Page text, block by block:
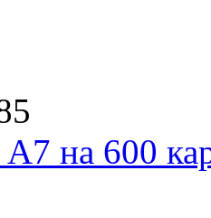
А7 на 600